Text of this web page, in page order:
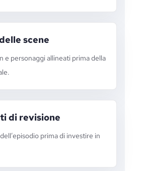
scene
e personaggi allineati prima della
di revisione
prima di investire in